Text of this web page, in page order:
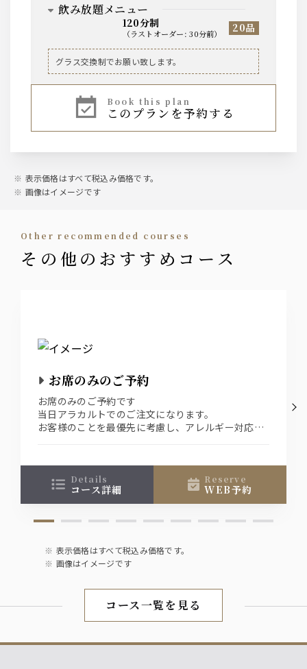
ソフトドリンク
オレンジジュース ウーロン茶 ペプシコーラ
梅酒
飲み放題メニュー
120分制
（ ラストオーダー:30分前） 20品
ビール
ウィスキー
ジムビームハイボール
こだわり酒場のレモンサワー 桃サワー シーク
ワサーサワー 赤玉パンチ 梅干しサワー バイ
焼酎
翠ジンソーダ 翠ジントニック(マヅメ酎ハイ)
梅酒
ロック・ソーダ割り・水割り・お湯割り
ソフトドリンク
オレンジジュース ウーロン茶 ペプシコーラ
グラス交換制でお願い致します。
book this plan
このプランを予約する
表示価格はすべて税込み価格です。
画像はイメージです
other recommended courses
その他のおすすめコース
お席のみのご予約
お席のみのご予約です
当日アラカルトでのご注文になります。
お客様のことを最優先に考慮し、アレルギー対応は
details
コース詳細
reserve
WEB予約
表示価格はすべて税込み価格です。
画像はイメージです
コース一覧を見る